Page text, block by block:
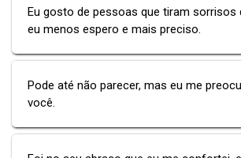
Eu gosto de pessoas que tiram sorrisos
eu menos espero e mais preciso.
Pode até não parecer, mas eu me
você.